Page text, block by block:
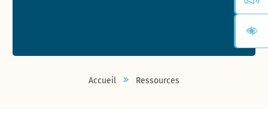
Accueil Ressources